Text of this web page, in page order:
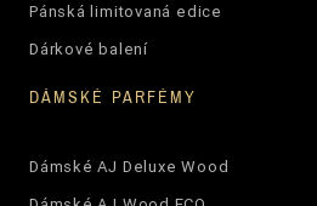
Pánská limitovaná edice
Dárkové balení
DÁMSKÉ PARFÉMY
Dámské AJ Deluxe Wood